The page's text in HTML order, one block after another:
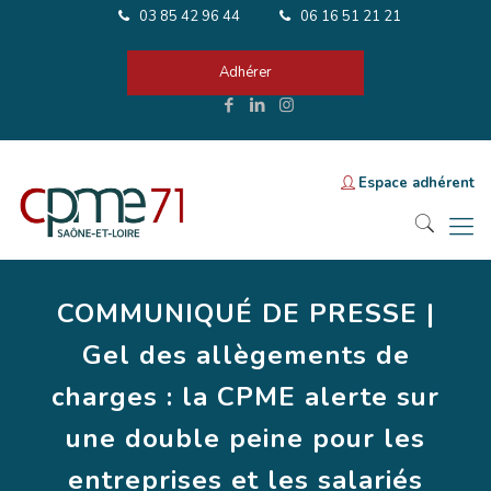
03 85 42 96 44 06 16 51 21 21
Adhérer
Espace adhérent
COMMUNIQUÉ DE PRESSE |
Gel des allègements de
charges : la CPME alerte sur
une double peine pour les
entreprises et les salariés